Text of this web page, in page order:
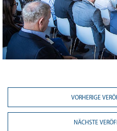
VORHERIGE
NÄCHSTE